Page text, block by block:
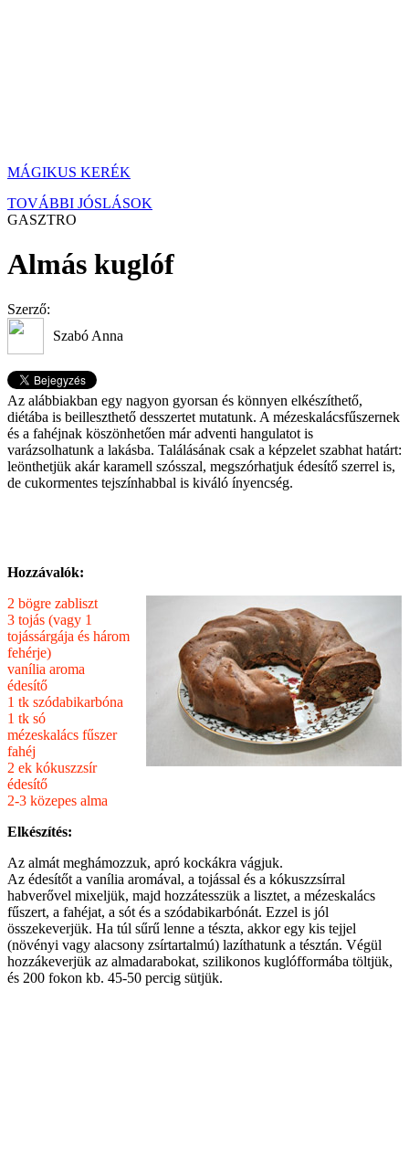
MÁGIKUS KERÉK
TOVÁBBI JÓSLÁSOK
GASZTRO
Almás kuglóf
Szerző:
Szabó Anna
Az alábbiakban egy nagyon gyorsan és könnyen elkészíthető,
diétába is beilleszthető desszertet mutatunk. A mézeskalácsfűszernek
és a fahéjnak köszönhetően már adventi hangulatot is
varázsolhatunk a lakásba. Találásának csak a képzelet szabhat határt:
leönthetjük akár karamell szósszal, megszórhatjuk édesítő szerrel is,
de cukormentes tejszínhabbal is kiváló ínyencség.
Hozzávalók:
2 bögre zabliszt
3 tojás (vagy 1
tojássárgája és három
fehérje)
vanília aroma
édesítő
1 tk szódabikarbóna
1 tk só
mézeskalács fűszer
fahéj
2 ek kókuszzsír
édesítő
2-3 közepes alma
Elkészítés:
Az almát meghámozzuk, apró kockákra vágjuk.
Az édesítőt a vanília aromával, a tojással és a kókuszzsírral
habverővel mixeljük, majd hozzátesszük a lisztet, a mézeskalács
fűszert, a fahéjat, a sót és a szódabikarbónát. Ezzel is jól
összekeverjük. Ha túl sűrű lenne a tészta, akkor egy kis tejjel
(növényi vagy alacsony zsírtartalmú) lazíthatunk a tésztán. Végül
hozzákeverjük az almadarabokat, szilikonos kuglófformába töltjük,
és 200 fokon kb. 45-50 percig sütjük.